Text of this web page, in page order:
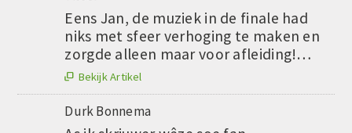
Eens Jan, de muziek in de finale had
niks met sfeer verhoging te maken en
zorgde alleen maar voor afleiding!…
 Bekijk Artikel
Durk Bonnema